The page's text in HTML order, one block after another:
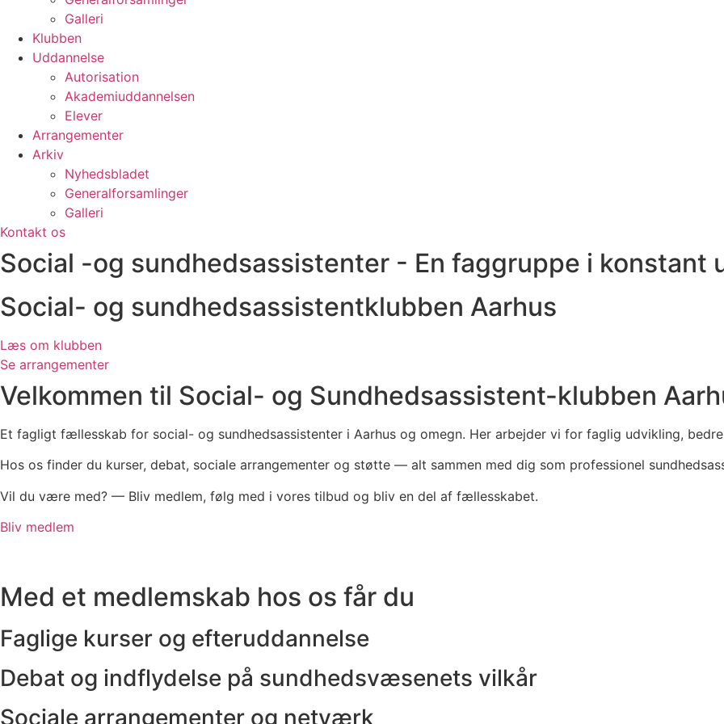
Galleri
Klubben
Uddannelse
Autorisation
Akademiuddannelsen
Elever
Arrangementer
Arkiv
Nyhedsbladet
Generalforsamlinger
Galleri
Kontakt os
Social -og sundhedsassistenter - En faggruppe i konstant
Social- og sundhedsassistentklubben Aarhus
Læs om klubben
Se arrangementer
Velkommen til Social- og Sundhedsassistent-klubben
Et fagligt fællesskab for social- og sundhedsassistenter i Aarhus og omegn. Her arbejder vi for faglig udvikling,
Hos os finder du kurser, debat, sociale arrangementer og støtte — alt sammen med dig som professionel
Vil du være med? — Bliv medlem, følg med i vores tilbud og bliv en del af fællesskabet.
Bliv medlem
Med et medlemskab hos os får du
Faglige kurser og efteruddannelse
Debat og indflydelse på sundhedsvæsenets vilkår
Sociale arrangementer og netværk